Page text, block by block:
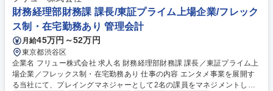
ョンを実施。複数領域を経験しプロ構築後、中長期事業計画管理やIR等へ
キャリアが広がります。 募集職種 【57】≪東京≫財務(コーポレートファ
イナンス)
財務経理部財務課 課長/東証プライム上場企業/フレック
ス制・在宅勤務あり 管理会計
月給45万円～52万円
東京都渋谷区
企業名 フリュー株式会社 求人名 財務経理部財務課 課長／東証プライム上
場企業／フレックス制・在宅勤務あり 仕事の内容 エンタメ事業を展開す
る当社にて、プレイングマネジャーとして2名の課員をマネジメントしつ